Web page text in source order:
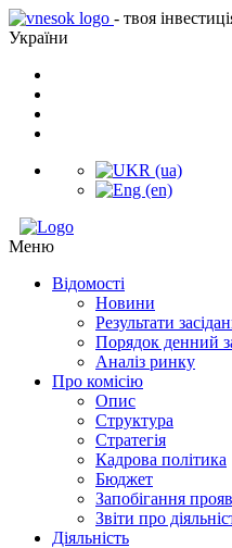
- твоя
України
Меню
Відомості
Новини
Результати
Порядок денний
Аналіз ринку
Про комісію
Опис
Структура
Стратегія
Кадрова політика
Бюджет
Запобігання
Звіти про
Діяльність